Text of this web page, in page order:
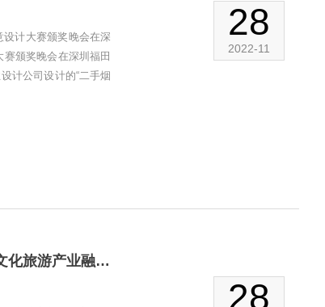
计大赛颁奖晚会在深
颁奖晚会在深圳福田
计公司设计的“二手烟
28
2022-11
喜讯：热烈祝贺我司荣获2018“双城对话”第二届深圳·澳门文化旅游产业融合发展高峰论坛暨深澳创赛-创新设计奖
28